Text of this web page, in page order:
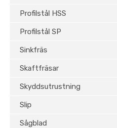
Profilstål HSS
Profilstål SP
Sinkfräs
Skaftfräsar
Skyddsutrustning
Slip
Sågblad